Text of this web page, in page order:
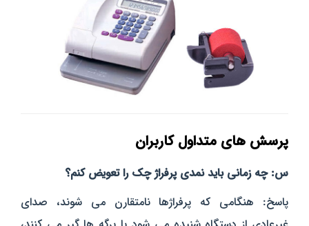
پرسش‌ های متداول کاربران
س: چه زمانی باید نمدی پرفراژ چک را تعویض کنم؟
پاسخ: هنگامی که پرفراژها نامتقارن می‌ شوند، صدای